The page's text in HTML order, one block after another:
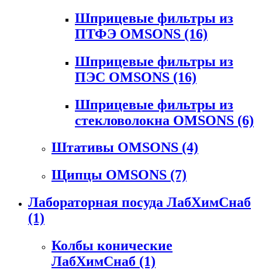
Шприцевые фильтры из
ПТФЭ OMSONS (16)
Шприцевые фильтры из
ПЭС OMSONS (16)
Шприцевые фильтры из
стекловолокна OMSONS (6)
Штативы OMSONS (4)
Щипцы OMSONS (7)
Лабораторная посуда ЛабХимСнаб
(1)
Колбы конические
ЛабХимСнаб (1)